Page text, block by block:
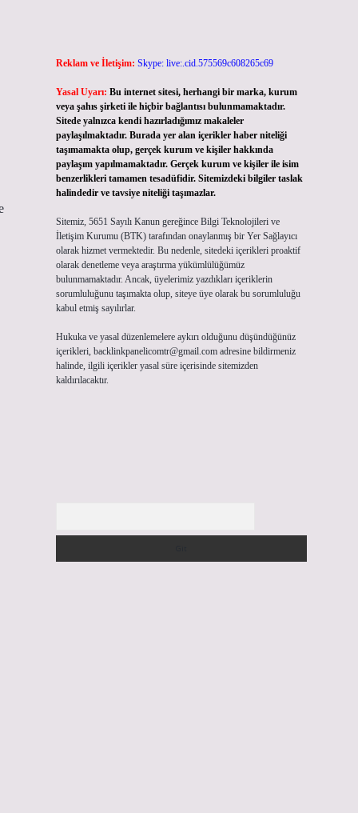
Reklam ve İletişim: Skype: live:.cid.575569c608265c69
Yasal Uyarı: Bu internet sitesi, herhangi bir marka, kurum
veya şahıs şirketi ile hiçbir bağlantısı bulunmamaktadır.
Sitede yalnızca kendi hazırladığımız makaleler
paylaşılmaktadır. Burada yer alan içerikler haber niteliği
taşımamakta olup, gerçek kurum ve kişiler hakkında
paylaşım yapılmamaktadır. Gerçek kurum ve kişiler ile isim
benzerlikleri tamamen tesadüfidir. Sitemizdeki bilgiler taslak
halindedir ve tavsiye niteliği taşımazlar.
Sitemiz, 5651 Sayılı Kanun gereğince Bilgi Teknolojileri ve
İletişim Kurumu (BTK) tarafından onaylanmış bir Yer Sağlayıcı
olarak hizmet vermektedir. Bu nedenle, sitedeki içerikleri proaktif
olarak denetleme veya araştırma yükümlülüğümüz
bulunmamaktadır. Ancak, üyelerimiz yazdıkları içeriklerin
sorumluluğunu taşımakta olup, siteye üye olarak bu sorumluluğu
kabul etmiş sayılırlar.
Hukuka ve yasal düzenlemelere aykırı olduğunu düşündüğünüz
içerikleri, backlinkpanelicomtr@gmail.comadresine bildirmeniz
halinde, ilgili içerikler yasal süre içerisinde sitemizden
kaldırılacaktır.